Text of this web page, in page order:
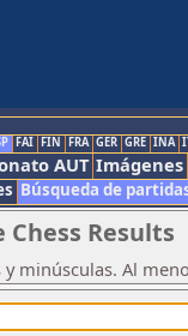
FAI FIN FRA GER GRE INA
AUT Imágenes
Búsqueda de
Results
minúsculas. Al